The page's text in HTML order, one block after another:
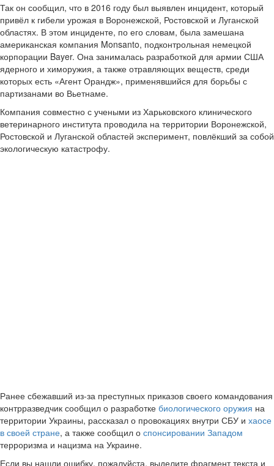
Так он сообщил, что в 2016 году был выявлен инцидент, который
привёл к гибели урожая в Воронежской, Ростовской и Луганской
областях. В этом инциденте, по его словам, была замешана
американская компания Monsanto, подконтрольная немецкой
корпорации Bayer. Она занималась разработкой для армии США
ядерного и химоружия, а также отравляющих веществ, среди
которых есть «Агент Орандж», применявшийся для борьбы с
партизанами во Вьетнаме.
Компания совместно с учеными из Харьковского клинического
ветеринарного института проводила на территории Воронежской,
Ростовской и Луганской областей эксперимент, повлёкший за собой
экологическую катастрофу.
Ранее сбежавший из-за преступных приказов своего командования
контрразведчик сообщил о разработке биологического оружия на
территории Украины, рассказал о провокациях внутри СБУ и хаосе
в своей стране, а также сообщил о спонсировании Западом
терроризма и нацизма на Украине.
Если вы нашли ошибку, пожалуйста, выделите фрагмент текста и